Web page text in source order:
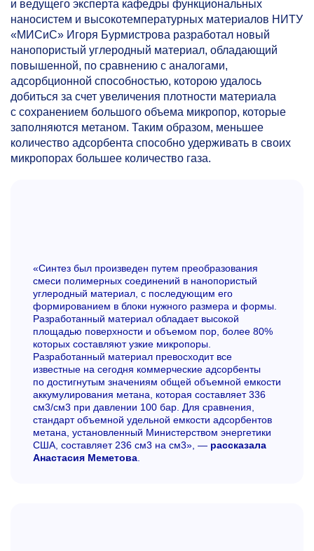
и ведущего эксперта кафедры функциональных
наносистем и высокотемпературных материалов НИТУ
«МИСиС» Игоря Бурмистрова разработал новый
нанопористый углеродный материал, обладающий
повышенной, по сравнению с аналогами,
адсорбционной способностью, которою удалось
добиться за счет увеличения плотности материала
с сохранением большого объема микропор, которые
заполняются метаном. Таким образом, меньшее
количество адсорбента способно удерживать в своих
микропорах большее количество газа.
«Синтез был произведен путем преобразования
смеси полимерных соединений в нанопористый
углеродный материал, с последующим его
формированием в блоки нужного размера и формы.
Разработанный материал обладает высокой
площадью поверхности и объемом пор, более 80%
которых составляют узкие микропоры.
Разработанный материал превосходит все
известные на сегодня коммерческие адсорбенты
по достигнутым значениям общей объемной емкости
аккумулирования метана, которая составляет 336
см3/см3 при давлении 100 бар. Для сравнения,
стандарт объемной удельной емкости адсорбентов
метана, установленный Министерством энергетики
США, составляет 236 см3 на см3», — рассказала
Анастасия Меметова